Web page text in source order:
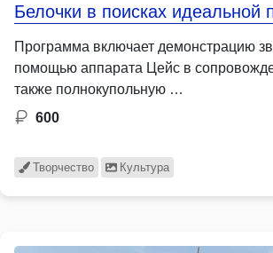
Белочки в поисках идеальной
Программа включает демонстрацию
помощью аппарата Цейс в
также полнокупольную …
600
Творчество Культура